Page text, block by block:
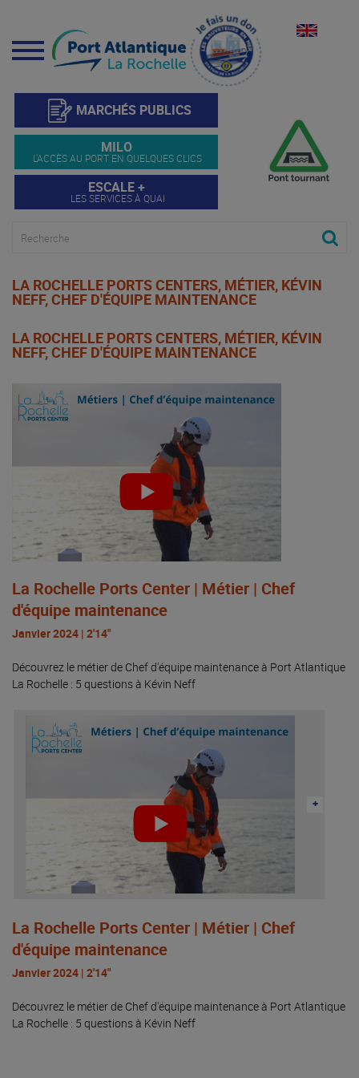
Menu
MARCHÉS PUBLICS
MILO
L'ACCÈS AU PORT EN QUELQUES CLICS
ESCALE +
LES SERVICES À QUAI
LA ROCHELLE PORTS CENTERS, MÉTIER, KÉVIN
NEFF, CHEF D'ÉQUIPE MAINTENANCE
LA ROCHELLE PORTS CENTERS, MÉTIER, KÉVIN
NEFF, CHEF D'ÉQUIPE MAINTENANCE
La Rochelle Ports Center | Métier | Chef
d'équipe maintenance
Janvier 2024 | 2'14"
Découvrez le métier de Chef d'équipe maintenance à Port Atlantique
La Rochelle : 5 questions à Kévin Neff
La Rochelle Ports Center | Métier | Chef
d'équipe maintenance
Janvier 2024 | 2'14"
Découvrez le métier de Chef d'équipe maintenance à Port Atlantique
La Rochelle : 5 questions à Kévin Neff